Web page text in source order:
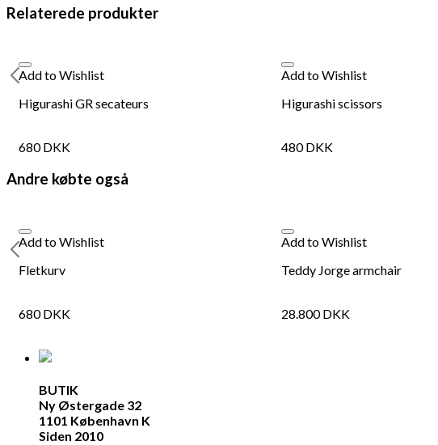
Relaterede produkter
Add to Wishlist
Higurashi GR secateurs
680DKK
Add to Wishlist
Higurashi scissors
480DKK
Andre købte også
Add to Wishlist
Fletkurv
680DKK
Add to Wishlist
Teddy Jorge armchair
28.800DKK
BUTIK
Ny Østergade 32
1101 København K
Siden 2010